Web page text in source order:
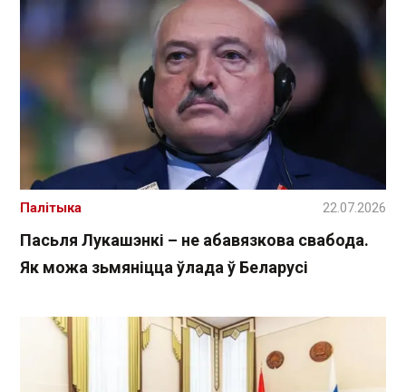
Пасьля Лукашэнкі – не абавязкова свабода.
Як можа зьмяніцца ўлада ў Беларусі
Палітыка 22.07.2026